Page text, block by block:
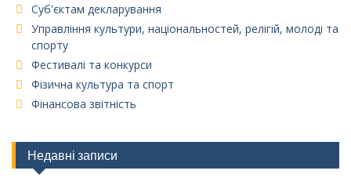
Суб'єктам декларування
Управління культури, національностей, релігій, молоді та
спорту
Фестивалі та конкурси
Фізична культура та спорт
Фінансова звітність
Недавні записи